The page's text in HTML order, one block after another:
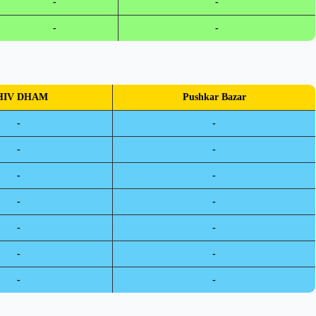
- -
DHAM Pushkar Bazar
- -
- -
- -
- -
- -
- -
- -